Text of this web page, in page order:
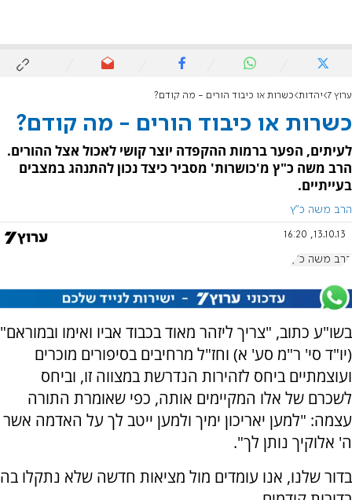
ערוץ 7 יהדות כשרות או כיבוד הורים - מה קודם?
כשרות או כיבוד הורים - מה קודם?
לעיתים, הפער ברמות ההקפדה יוצר קושי לאכול אצל ההורים.
הרב משה כ"ץ מ'כושרות' מסביר כיצד נכון להתנהג במצבים
בעייתיים.
הרב משה כ"ץ
13.10.13, 16:20
הרב משה כ"ץ
בשו"ע כתוב, "צריך ליזהר מאוד בכבוד אביו ואימו ובמוראם"
(יו"ד סי' ר"מ סע' א) וחז"ל מרחיבים בסיפורים מוכרים
ועוצמתיים ביחס לזהירות הנדרשת במצווה זו, וביחס
לשכרם של אלו המקיימים אותה, כפי שאומרת התורה
עצמה: "למען יאריכון ימיך ולמען ייטב לך על האדמה אשר
ה' אלוקיך נותן לך".
בדור שלנו, אנו עומדים מול מציאות חדשה שלא נתקלו בה